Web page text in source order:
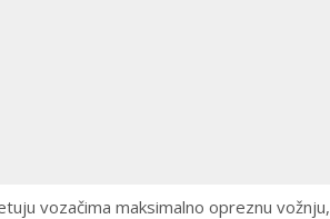
vozačima maksimalno opreznu vožnju,